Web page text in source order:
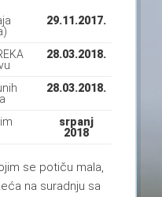
29.11.2017.
28.03.2018.
28.03.2018.
srpanj
2018
se potiču mala,
na suradnju sa